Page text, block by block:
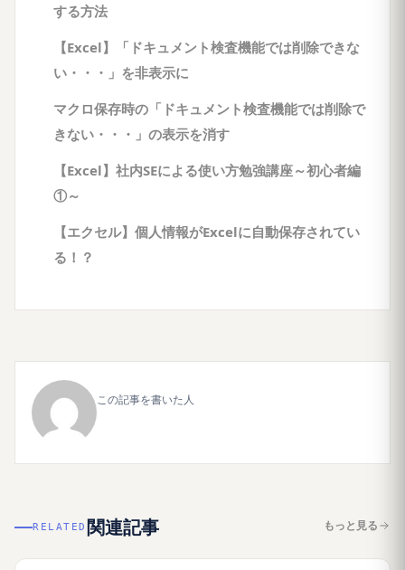
する方法
【Excel】「ドキュメント検査機能では削除できな
い・・・」を非表示に
マクロ保存時の「ドキュメント検査機能では削除で
きない・・・」の表示を消す
【Excel】社内SEによる使い方勉強講座～初心者編
①～
【エクセル】個人情報がExcelに自動保存されてい
る！？
この記事を書いた人
RELATED 関連記事 もっと見る